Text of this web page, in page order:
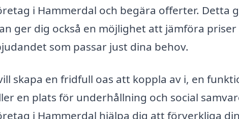
i Hammerdal och begära offerter. Detta
ger dig också en möjlighet att jämföra
som passar just dina behov.
skapa en fridfull oas att koppla av i, en
en plats för underhållning och social
i Hammerdal hjälpa dig att förverkliga